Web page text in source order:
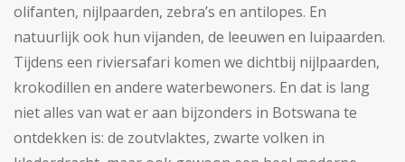
olifanten, nijlpaarden, zebra’s en antilopes. En
natuurlijk ook hun vijanden, de leeuwen en luipaarden.
Tijdens een riviersafari komen we dichtbij nijlpaarden,
krokodillen en andere waterbewoners. En dat is lang
niet alles van wat er aan bijzonders in Botswana te
ontdekken is: de zoutvlaktes, zwarte volken in